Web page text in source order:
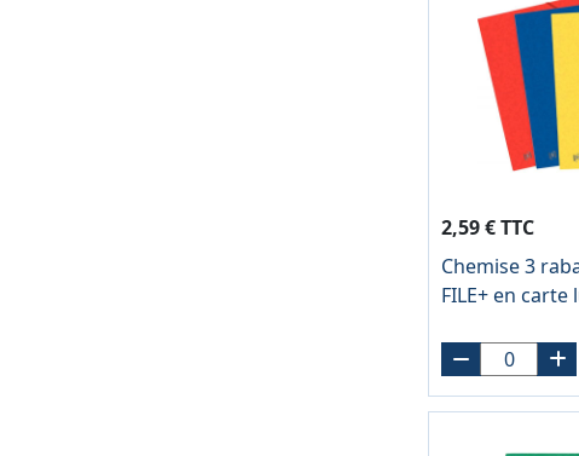
2,59 € TTC
Chemise 3
FILE+ en